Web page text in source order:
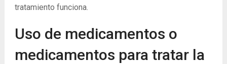
tratamiento funciona.
Uso de medicamentos o
medicamentos para tratar la